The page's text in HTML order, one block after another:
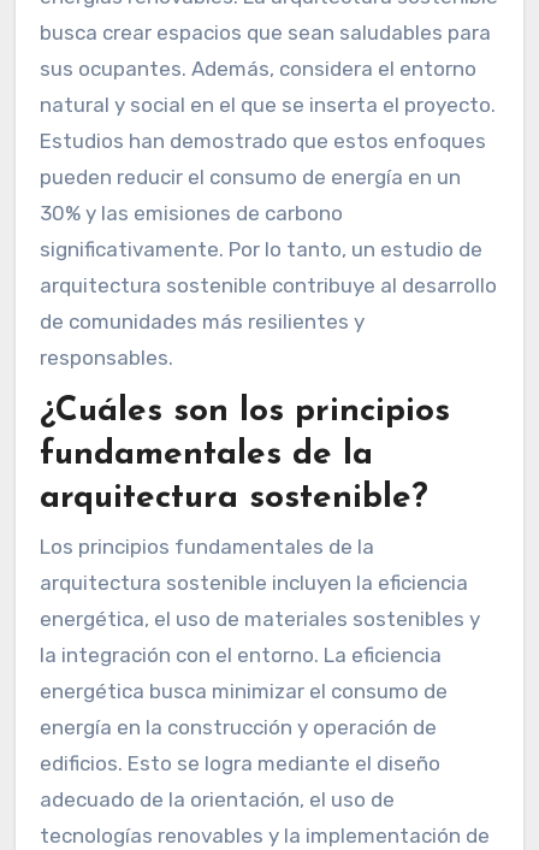
busca crear espacios que sean saludables para
sus ocupantes. Además, considera el entorno
natural y social en el que se inserta el proyecto.
Estudios han demostrado que estos enfoques
pueden reducir el consumo de energía en un
30% y las emisiones de carbono
significativamente. Por lo tanto, un estudio de
arquitectura sostenible contribuye al desarrollo
de comunidades más resilientes y
responsables.
¿Cuáles son los principios
fundamentales de la
arquitectura sostenible?
Los principios fundamentales de la
arquitectura sostenible incluyen la eficiencia
energética, el uso de materiales sostenibles y
la integración con el entorno. La eficiencia
energética busca minimizar el consumo de
energía en la construcción y operación de
edificios. Esto se logra mediante el diseño
adecuado de la orientación, el uso de
tecnologías renovables y la implementación de